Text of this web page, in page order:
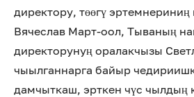
директору, төөгү
Вячеслав Март-оол, Тываның
директорунуң оралакчызы
чыылганнарга байыр
дамчыткаш, эрткен чүс